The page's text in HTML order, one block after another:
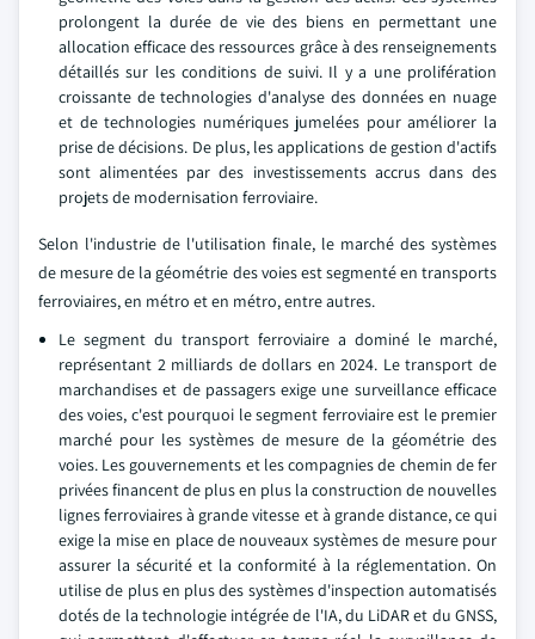
prolongent la durée de vie des biens en permettant une
allocation efficace des ressources grâce à des renseignements
détaillés sur les conditions de suivi. Il y a une prolifération
croissante de technologies d'analyse des données en nuage
et de technologies numériques jumelées pour améliorer la
prise de décisions. De plus, les applications de gestion d'actifs
sont alimentées par des investissements accrus dans des
projets de modernisation ferroviaire.
Selon l'industrie de l'utilisation finale, le marché des systèmes
de mesure de la géométrie des voies est segmenté en transports
ferroviaires, en métro et en métro, entre autres.
Le segment du transport ferroviaire a dominé le marché,
représentant 2 milliards de dollars en 2024. Le transport de
marchandises et de passagers exige une surveillance efficace
des voies, c'est pourquoi le segment ferroviaire est le premier
marché pour les systèmes de mesure de la géométrie des
voies. Les gouvernements et les compagnies de chemin de fer
privées financent de plus en plus la construction de nouvelles
lignes ferroviaires à grande vitesse et à grande distance, ce qui
exige la mise en place de nouveaux systèmes de mesure pour
assurer la sécurité et la conformité à la réglementation. On
utilise de plus en plus des systèmes d'inspection automatisés
dotés de la technologie intégrée de l'IA, du LiDAR et du GNSS,